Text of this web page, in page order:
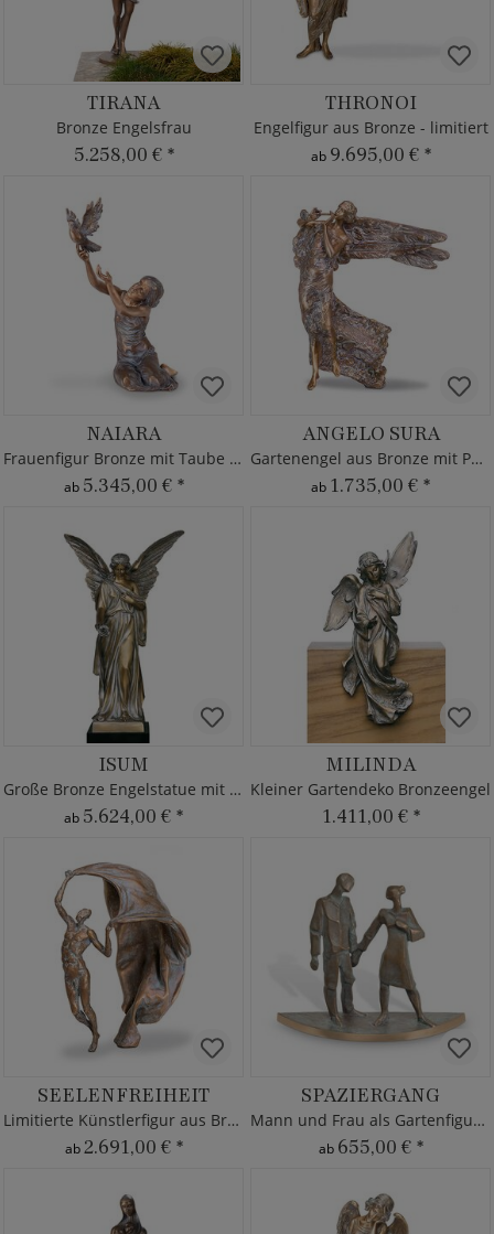
TIRANA
Bronze Engelsfrau
5.258,00 € *
THRONOI
Engelfigur aus Bronze - limitiert
ab 9.695,00 € *
NAIARA
Frauenfigur Bronze mit Taube - limitiert
ab 5.345,00 € *
ANGELO SURA
Gartenengel aus Bronze mit Posaune
ab 1.735,00 € *
ISUM
Große Bronze Engelstatue mit Rose
ab 5.624,00 € *
MILINDA
Kleiner Gartendeko Bronzeengel
1.411,00 € *
SEELENFREIHEIT
Limitierte Künstlerfigur aus Bronze
ab2.691,00 € *
SPAZIERGANG
Mann und Frau als Gartenfigur - Bronze
ab 655,00 € *